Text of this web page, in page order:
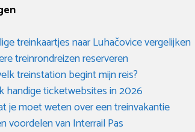
treinkaartjes naar Luhačovice vergelijken
treinrondreizen reserveren
treinstation begint mijn reis?
handige ticketwebsites in 2026
je moet weten over een treinvakantie
voordelen van Interrail Pas